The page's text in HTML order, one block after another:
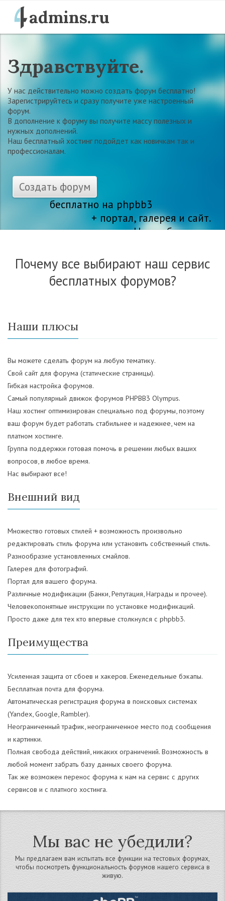
admins.ru
Здравствуйте.
У нас действительно можно создать форум бесплатно!
Зарегистрируйтесь и сразу получите уже настроенный
форум.
В дополнение к форуму вы получите массу полезных и
нужных дополнений.
Наш бесплатный хостинг подойдет как новичкам так и
профессионалам.
Создать форум
бесплатно на phpbb3
+ портал, галерея и сайт.
Нас выбирают
Почему все выбирают наш сервис
бесплатных форумов?
Наши плюсы
Вы можете сделать форум на любую тематику.
Свой сайт для форума (статические страницы).
Гибкая настройка форумов.
Самый популярный движок форумов PHPBB3 Olympus.
Наш хостинг оптимизирован специально под форумы, поэтому
ваш форум будет работать стабильнее и надежнее, чем на
платном хостинге.
Группа поддержки готовая помочь в решении любых ваших
вопросов, в любое время.
Нас выбирают все!
Внешний вид
Множество готовых стилей + возможность произвольно
редактировать стиль форума или установить собственный стиль.
Разнообразие установленных смайлов.
Галерея для фотографий.
Портал для вашего форума.
Различные модификации (Банки, Репутация, Награды и прочее).
Человекопонятные инструкции по установке модификаций.
Просто даже для тех кто впервые столкнулся с phpbb3.
Преимущества
Усиленная защита от сбоев и хакеров. Еженедельные бэкапы.
Бесплатная почта для форума.
Автоматическая регистрация форума в поисковых системах
(Yandex, Google, Rambler).
Неограниченный трафик, неограниченное место под сообщения
и картинки.
Полная свобода действий, никаких ограничений. Возможность в
любой момент забрать базу данных своего форума.
Так же возможен перенос форума к нам на сервис с других
сервисов и с платного хостинга.
Мы вас не убедили?
Мы предлагаем вам испытать все функции на тестовых форумах,
чтобы посмотреть функциональность форумов нашего сервиса в
живую.